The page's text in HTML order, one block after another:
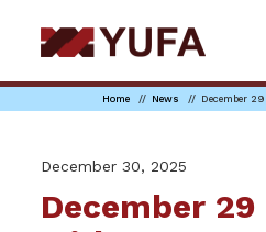
to
main
Home News December
December 30, 2025
December